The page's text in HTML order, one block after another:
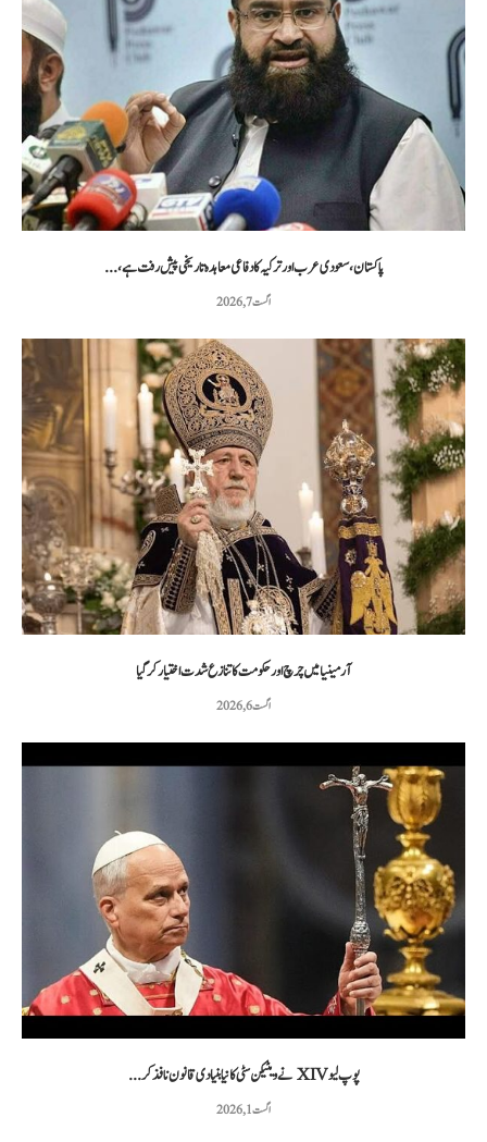
پاکستان، سعودی عرب اور ترکیہ کا دفاعی معاہدہ تاریخی پیش رفت ہے،...
اگست 7, 2026
آرمینیا میں چرچ اور حکومت کا تنازع شدت اختیار کر گیا
اگست 6, 2026
پوپ لیو XIV نے ویٹیکن سٹی کا نیا بنیادی قانون نافذ کر...
اگست 1, 2026